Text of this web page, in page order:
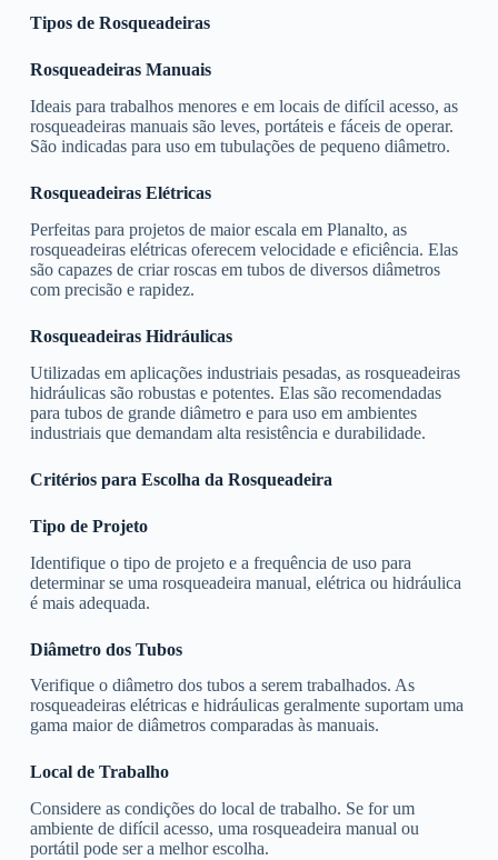
Tipos de Rosqueadeiras
Rosqueadeiras Manuais
Ideais para trabalhos menores e em locais de difícil acesso, as
rosqueadeiras manuais são leves, portáteis e fáceis de operar.
São indicadas para uso em tubulações de pequeno diâmetro.
Rosqueadeiras Elétricas
Perfeitas para projetos de maior escala em Planalto, as
rosqueadeiras elétricas oferecem velocidade e eficiência. Elas
são capazes de criar roscas em tubos de diversos diâmetros
com precisão e rapidez.
Rosqueadeiras Hidráulicas
Utilizadas em aplicações industriais pesadas, as rosqueadeiras
hidráulicas são robustas e potentes. Elas são recomendadas
para tubos de grande diâmetro e para uso em ambientes
industriais que demandam alta resistência e durabilidade.
Critérios para Escolha da Rosqueadeira
Tipo de Projeto
Identifique o tipo de projeto e a frequência de uso para
determinar se uma rosqueadeira manual, elétrica ou hidráulica
é mais adequada.
Diâmetro dos Tubos
Verifique o diâmetro dos tubos a serem trabalhados. As
rosqueadeiras elétricas e hidráulicas geralmente suportam uma
gama maior de diâmetros comparadas às manuais.
Local de Trabalho
Considere as condições do local de trabalho. Se for um
ambiente de difícil acesso, uma rosqueadeira manual ou
portátil pode ser a melhor escolha.